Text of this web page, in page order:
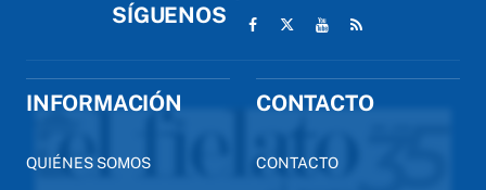
SÍGUENOS
INFORMACIÓN
QUIÉNES SOMOS
CONTACTO
CONTACTO